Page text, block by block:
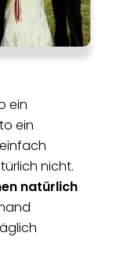
ein
ein
nicht.
natürlich